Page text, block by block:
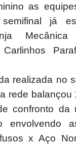
as
já
realizada no
rede balançou
confronto da
envolvendo
x Aço